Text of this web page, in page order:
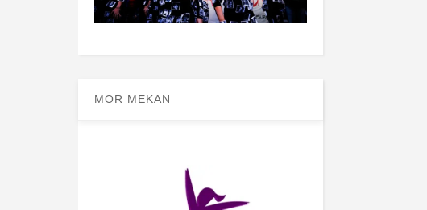
MOR MEKAN